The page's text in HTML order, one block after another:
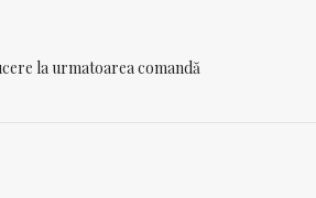
la urmatoarea comandă